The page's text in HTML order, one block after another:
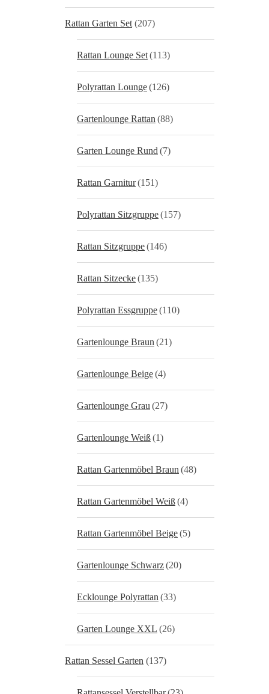
Rattan Garten Set (207)
Rattan Lounge Set(113)
Polyrattan Lounge(126)
Gartenlounge Rattan (88)
Garten Lounge Rund (7)
Rattan Garnitur(151)
Polyrattan Sitzgruppe(157)
Rattan Sitzgruppe(146)
Rattan Sitzecke(135)
Polyrattan Essgruppe(110)
Gartenlounge Braun (21)
Gartenlounge Beige(4)
Gartenlounge Grau (27)
Gartenlounge Weiß(1)
Rattan Gartenmöbel Braun (48)
Rattan Gartenmöbel Weiß(4)
Rattan Gartenmöbel Beige(5)
Gartenlounge Schwarz(20)
Ecklounge Polyrattan (33)
Garten Lounge XXL (26)
Rattan Sessel Garten (137)